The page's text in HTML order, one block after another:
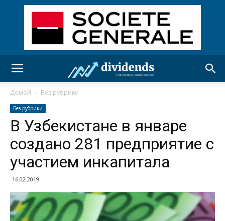
Домой Без рубрики
Без рубрики
В Узбекистане в январе
создано 281 предприятие с
участием инкапитала
16.02.2019